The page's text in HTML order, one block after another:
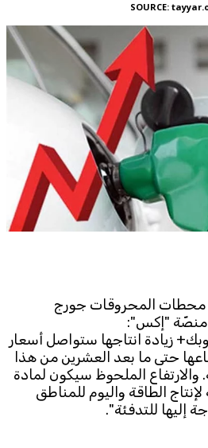
Contact
FPM
Services
Writers
Legal
Subscribe to the newsletter
SOURCE:
المحروقات جورج
منصّة "إكس":
زيادة انتاجها ستواصل أسعار
حتى ما بعد العشرين من هذا
الملحوظ سيكون لمادة
الطاقة واليوم للمناطق
إليها للتدفئة".